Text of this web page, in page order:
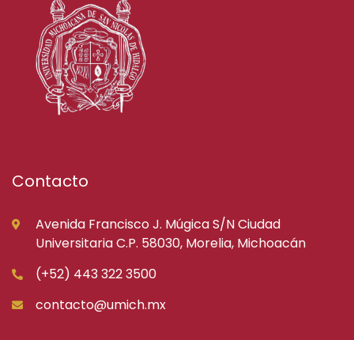
Contacto
Avenida Francisco J. Múgica S/N Ciudad
Universitaria C.P. 58030, Morelia, Michoacán
(+52) 443 322 3500
contacto@umich.mx